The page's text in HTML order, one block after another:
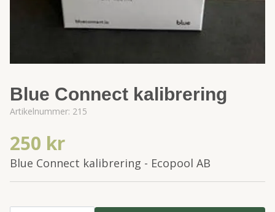
Blue Connect kalibrering
Artikelnummer: 215
250 kr
Blue Connect kalibrering - Ecopool AB